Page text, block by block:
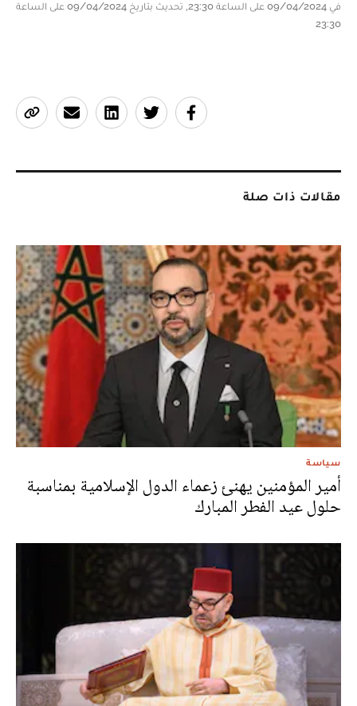
في 09/04/2024 على الساعة 23:30, تحديث بتاريخ 09/04/2024 على الساعة
23:30
مقالات ذات صلة
سياسة
أمير المؤمنين يهنئ زعماء الدول الإسلامية بمناسبة
حلول عيد الفطر المبارك